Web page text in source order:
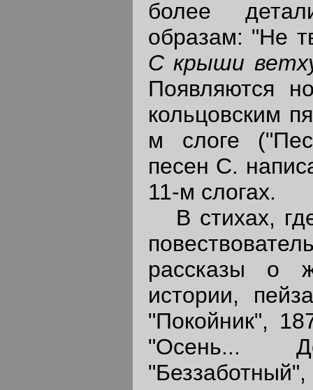
более
образам: "Не
С крыши
Появляются
кольцовским
м слоге
песен С.
11-м слогах.
В стихах,
рассказы о
истории,
"Покойник",
"Осень...